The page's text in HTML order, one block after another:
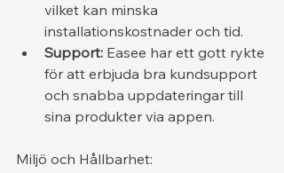
vilket kan minska
installationskostnader och tid.
Support: Easee har ett gott rykte
för att erbjuda bra kundsupport
och snabba uppdateringar till
sina produkter via appen.
Miljö och Hållbarhet: